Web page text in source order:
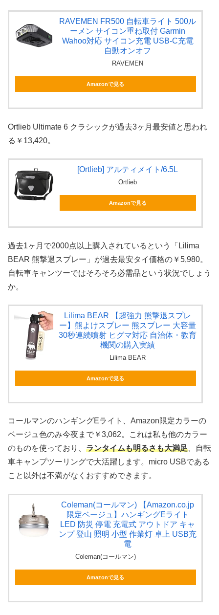
RAVEMEN FR500 自転車ライト 500ル
ーメン サイコン重ね取付 Garmin
Wahoo対応 サイコン充電 USB-C充電
自動オンオフ
RAVEMEN
Amazonで見る
Ortlieb Ultimate 6 クラシックが過去3ヶ月最安値と思われ
る￥13,420。
[Ortlieb] アルティメイト/6.5L
Ortlieb
Amazonで見る
過去1ヶ月で2000点以上購入されているという「Lilima
BEAR 熊撃退スプレー」が過去最安タイ価格の￥5,980。
自転車キャンツーではそろそろ必需品という状況でしょう
か。
Lilima BEAR 【超強力 熊撃退スプレ
ー】熊よけスプレー 熊スプレー 大容量
30秒連続噴射 ヒグマ対応 自治体・教育
機関の購入実績
Lilima BEAR
Amazonで見る
コールマンのハンギングEライト、Amazon限定カラーの
ベージュ色のみ今夜まで￥3,062。これは私も他のカラー
のものを使っており、 ランタイムも明るさも大満足 、自転
車キャンプツーリングで大活躍します。micro USBである
こと以外は不満がなくおすすめできます。
Coleman(コールマン) 【Amazon.co.jp
限定ベージュ】ハンギングEライト
LED 防災 停電 充電式 アウトドア キャ
ンプ 登山 照明 小型 作業灯 卓上 USB充
電
Coleman(コールマン)
Amazonで見る